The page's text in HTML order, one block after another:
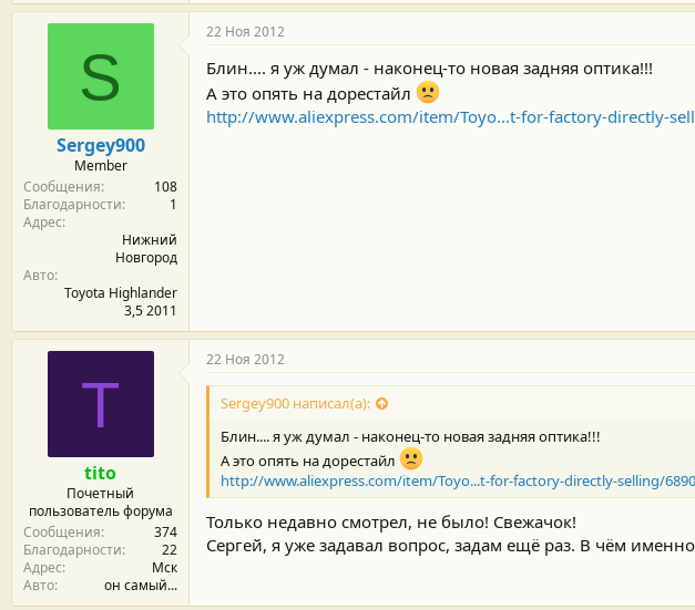
S
Sergey900
Member
Сообщения
108
Благодарности
1
Адрес
Нижний
Новгород
Авто
Toyota Highlander
3,5 2011
22 Ноя 2012
Блин.... я уж думал - наконец-то новая задняя оптика!!!
А это опять на дорестайл
http://www.aliexpress.com/item/Toyo...t-for-factory-directly-
T
tito
Почетный
пользователь форума
Сообщения
374
Благодарности
22
Адрес
Мск
Авто
он самый...
22 Ноя 2012
Sergey900 написал(а):
Блин.... я уж думал - наконец-то новая задняя оптика!!!
А это опять на дорестайл
http://www.aliexpress.com/item/Toyo...t-for-factory-directly-selling/
Только недавно смотрел, не было! Свежачок!
Сергей, я уже задавал вопрос, задам ещё раз. В чём